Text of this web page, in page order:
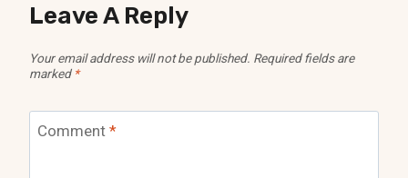
Leave A Reply
Your email address will not be published. Required fields are
marked *
Comment *